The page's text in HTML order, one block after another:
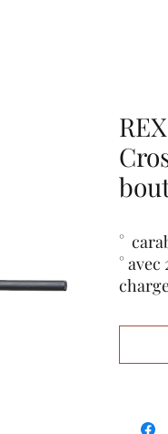
°
°
de
°
°